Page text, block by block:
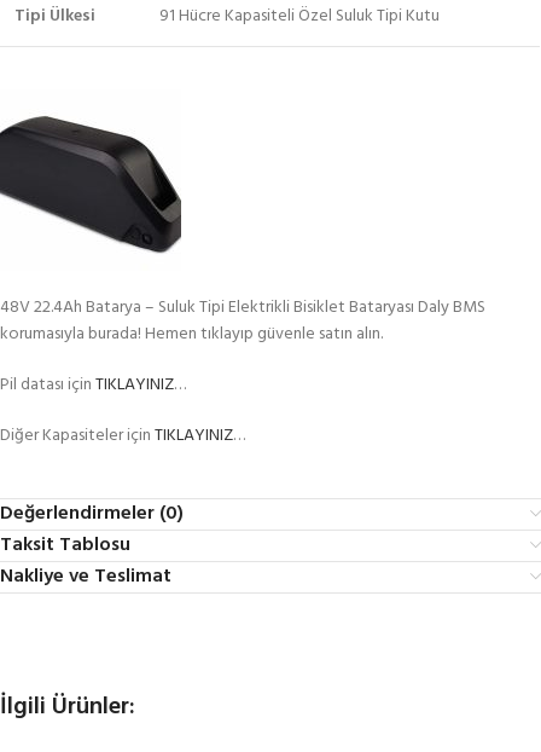
Tipi Ülkesi 91 Hücre Kapasiteli Özel Suluk Tipi Kutu
48V 22.4Ah Batarya – Suluk Tipi Elektrikli Bisiklet Bataryası Daly BMS
korumasıyla burada! Hemen tıklayıp güvenle satın alın.
Pil datası içinTIKLAYINIZ…
Diğer Kapasiteler içinTIKLAYINIZ…
Değerlendirmeler (0)
Taksit Tablosu
Nakliye ve Teslimat
İlgili Ürünler: